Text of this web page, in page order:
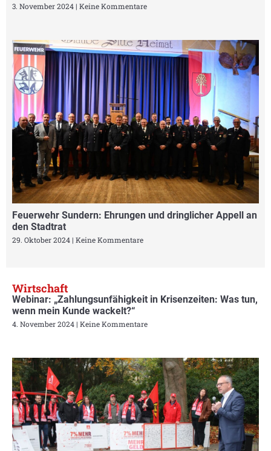
3. November 2024 Keine Kommentare
Feuerwehr Sundern: Ehrungen und dringlicher Appell an
den Stadtrat
29. Oktober 2024 Keine Kommentare
Wirtschaft
Webinar: „Zahlungsunfähigkeit in Krisenzeiten: Was tun,
wenn mein Kunde wackelt?“
4. November 2024 Keine Kommentare